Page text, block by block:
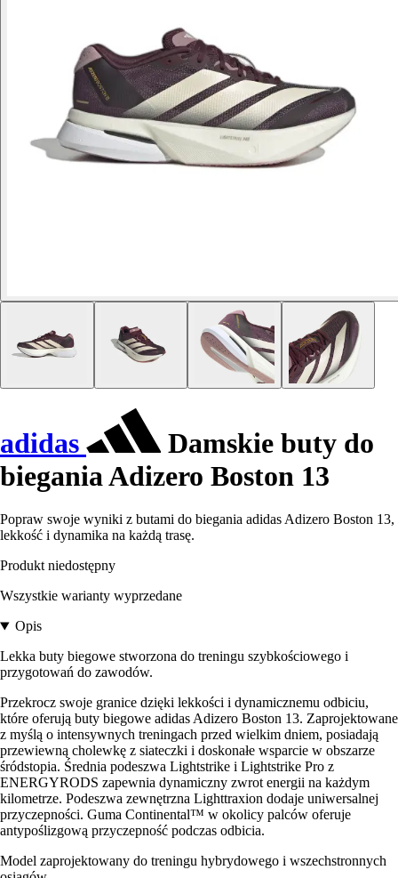
adidas
Damskie buty do
biegania Adizero Boston 13
Popraw swoje wyniki z butami do biegania adidas Adizero Boston 13,
lekkość i dynamika na każdą trasę.
Produkt niedostępny
Wszystkie warianty wyprzedane
Opis
Lekka buty biegowe stworzona do treningu szybkościowego i
przygotowań do zawodów.
Przekrocz swoje granice dzięki lekkości i dynamicznemu odbiciu,
które oferują buty biegowe adidas Adizero Boston 13. Zaprojektowane
z myślą o intensywnych treningach przed wielkim dniem, posiadają
przewiewną cholewkę z siateczki i doskonałe wsparcie w obszarze
śródstopia. Średnia podeszwa Lightstrike i Lightstrike Pro z
ENERGYRODS zapewnia dynamiczny zwrot energii na każdym
kilometrze. Podeszwa zewnętrzna Lighttraxion dodaje uniwersalnej
przyczepności. Guma Continental™ w okolicy palców oferuje
antypoślizgową przyczepność podczas odbicia.
Model zaprojektowany do treningu hybrydowego i wszechstronnych